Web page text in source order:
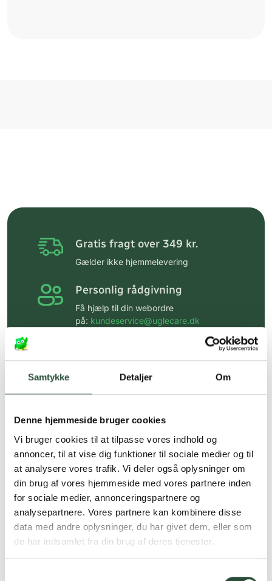
Samtykke Detaljer Om
Denne hjemmeside bruger cookies
Vi bruger cookies til at tilpasse vores indhold og
annoncer, til at vise dig funktioner til sociale medier og til
at analysere vores trafik. Vi deler også oplysninger om
din brug af vores hjemmeside med vores partnere inden
for sociale medier, annonceringspartnere og
analysepartnere. Vores partnere kan kombinere disse
data med andre oplysninger, du har givet dem, eller som
de har indsamlet fra din brug af deres tjenester.
Gratis fragt over 349 kr.
Gælder ikke hjemmelevering
Personlig rådgivning
Få hjælp til din webordre
på: kundeservice@uglecare.dk
Hurtig levering (30 min. i Kbh)
Faste lave priser*
Stort udvalg af kendte
produkter
Vi tilbyder et stort udvalg af kendte
cremer, vitaminer og andre spændende
produkter – altid til fast lav pris.
Læs mere om Uglecare.dk her